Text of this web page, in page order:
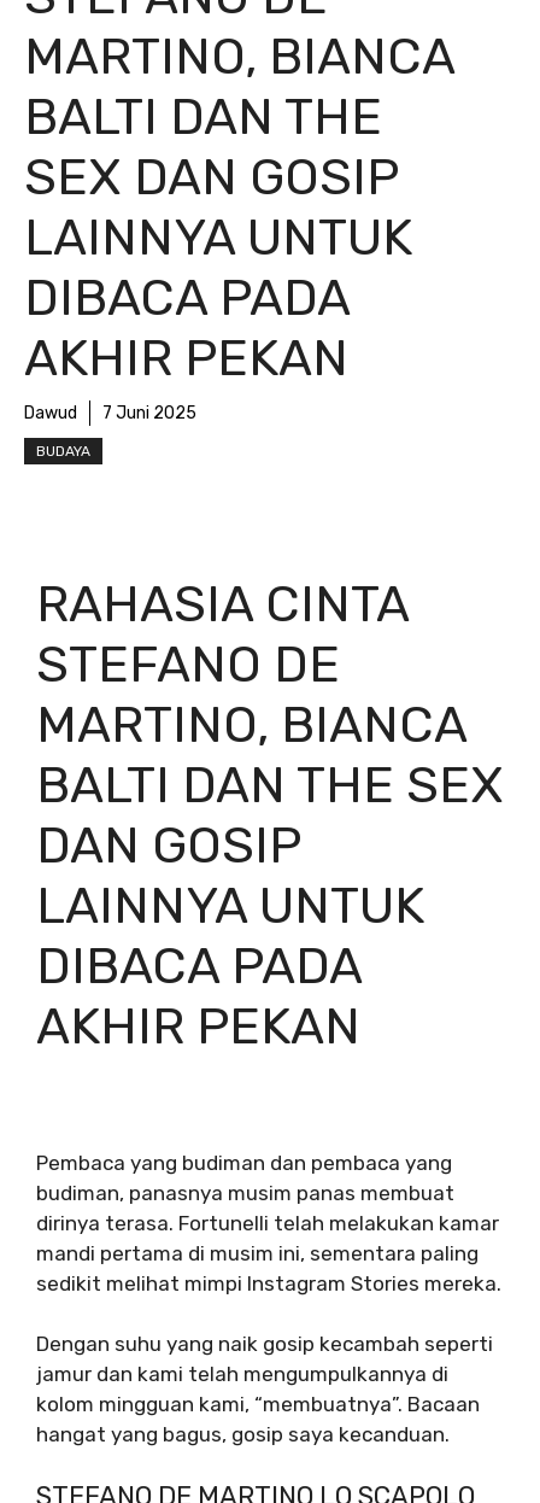
MARTINO, BIANCA
BALTI DAN THE
SEX DAN GOSIP
LAINNYA UNTUK
DIBACA PADA
AKHIR PEKAN
Dawud 7 Juni 2025
BUDAYA
RAHASIA CINTA
STEFANO DE
MARTINO, BIANCA
BALTI DAN THE SEX
DAN GOSIP
LAINNYA UNTUK
DIBACA PADA
AKHIR PEKAN
Pembaca yang budiman dan pembaca yang
budiman, panasnya musim panas membuat
dirinya terasa. Fortunelli telah melakukan kamar
mandi pertama di musim ini, sementara paling
sedikit melihat mimpi Instagram Stories mereka.
Dengan suhu yang naik gosip kecambah seperti
jamur dan kami telah mengumpulkannya di
kolom mingguan kami, “membuatnya”. Bacaan
hangat yang bagus, gosip saya kecanduan.
STEFANO DE MARTINO LO SCAPOLO